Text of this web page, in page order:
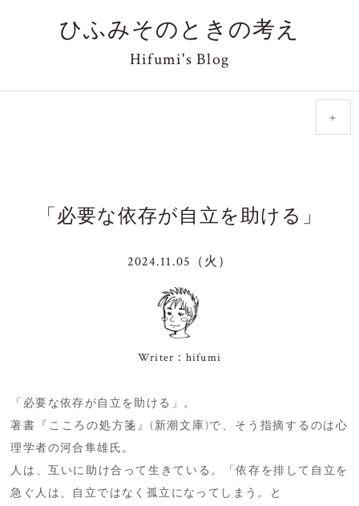
ひふみそのときの考え
Hifumi's Blog
＋
「必要な依存が自立を助ける」
2024.11.05（火）
Writer：hifumi
「必要な依存が自立を助ける」。
著書『こころの処方箋』(新潮文庫)で、そう指摘するのは心
理学者の河合隼雄氏。
人は、互いに助け合って生きている。「依存を排して自立を
急ぐ人は、自立ではなく孤立になってしまう。と